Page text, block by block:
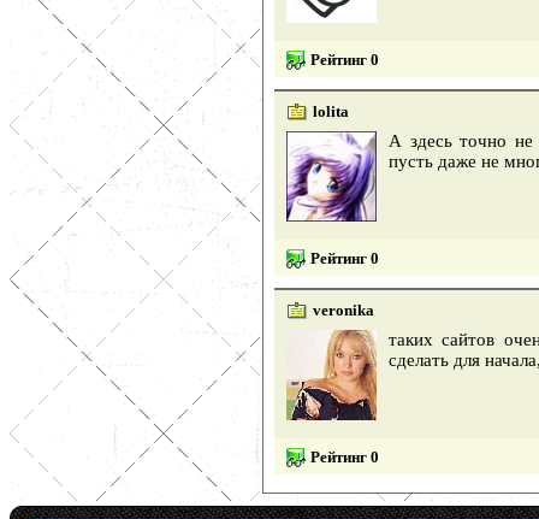
Рейтинг 0
lolita
А здесь точно не
пусть даже не
Рейтинг 0
veronika
таких сайтов
сделать для
Рейтинг 0